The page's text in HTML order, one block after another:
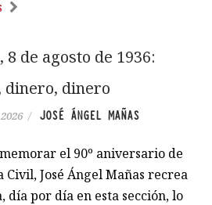
8 de agosto de 1936:
dinero, dinero
/ JOSÉ ÁNGEL MAÑAS
el 90º aniversario de
Civil, José Ángel Mañas recrea
día por día en esta sección, lo